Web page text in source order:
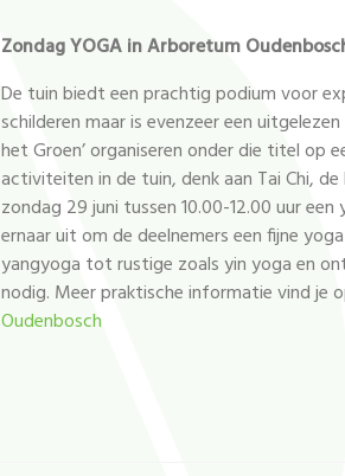
Zondag YOGA in Arboretum
De tuin biedt een prachtig podium voor
schilderen maar is evenzeer een
het Groen’ organiseren onder die titel op
activiteiten in de tuin, denk aan Tai Chi,
zondag 29 juni tussen 10.00-12.00 uur
ernaar uit om de deelnemers een fijne
yangyoga tot rustige zoals yin yoga en
nodig. Meer praktische informatie vind je
Oudenbosch